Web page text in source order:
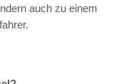
auch zu einem